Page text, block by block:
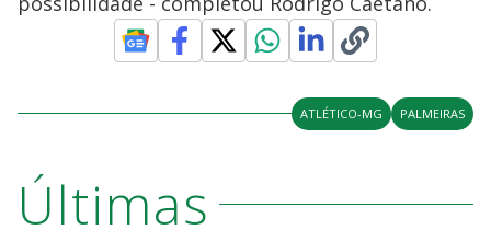
ATLÉTICO-MG PALMEIRAS
Últimas